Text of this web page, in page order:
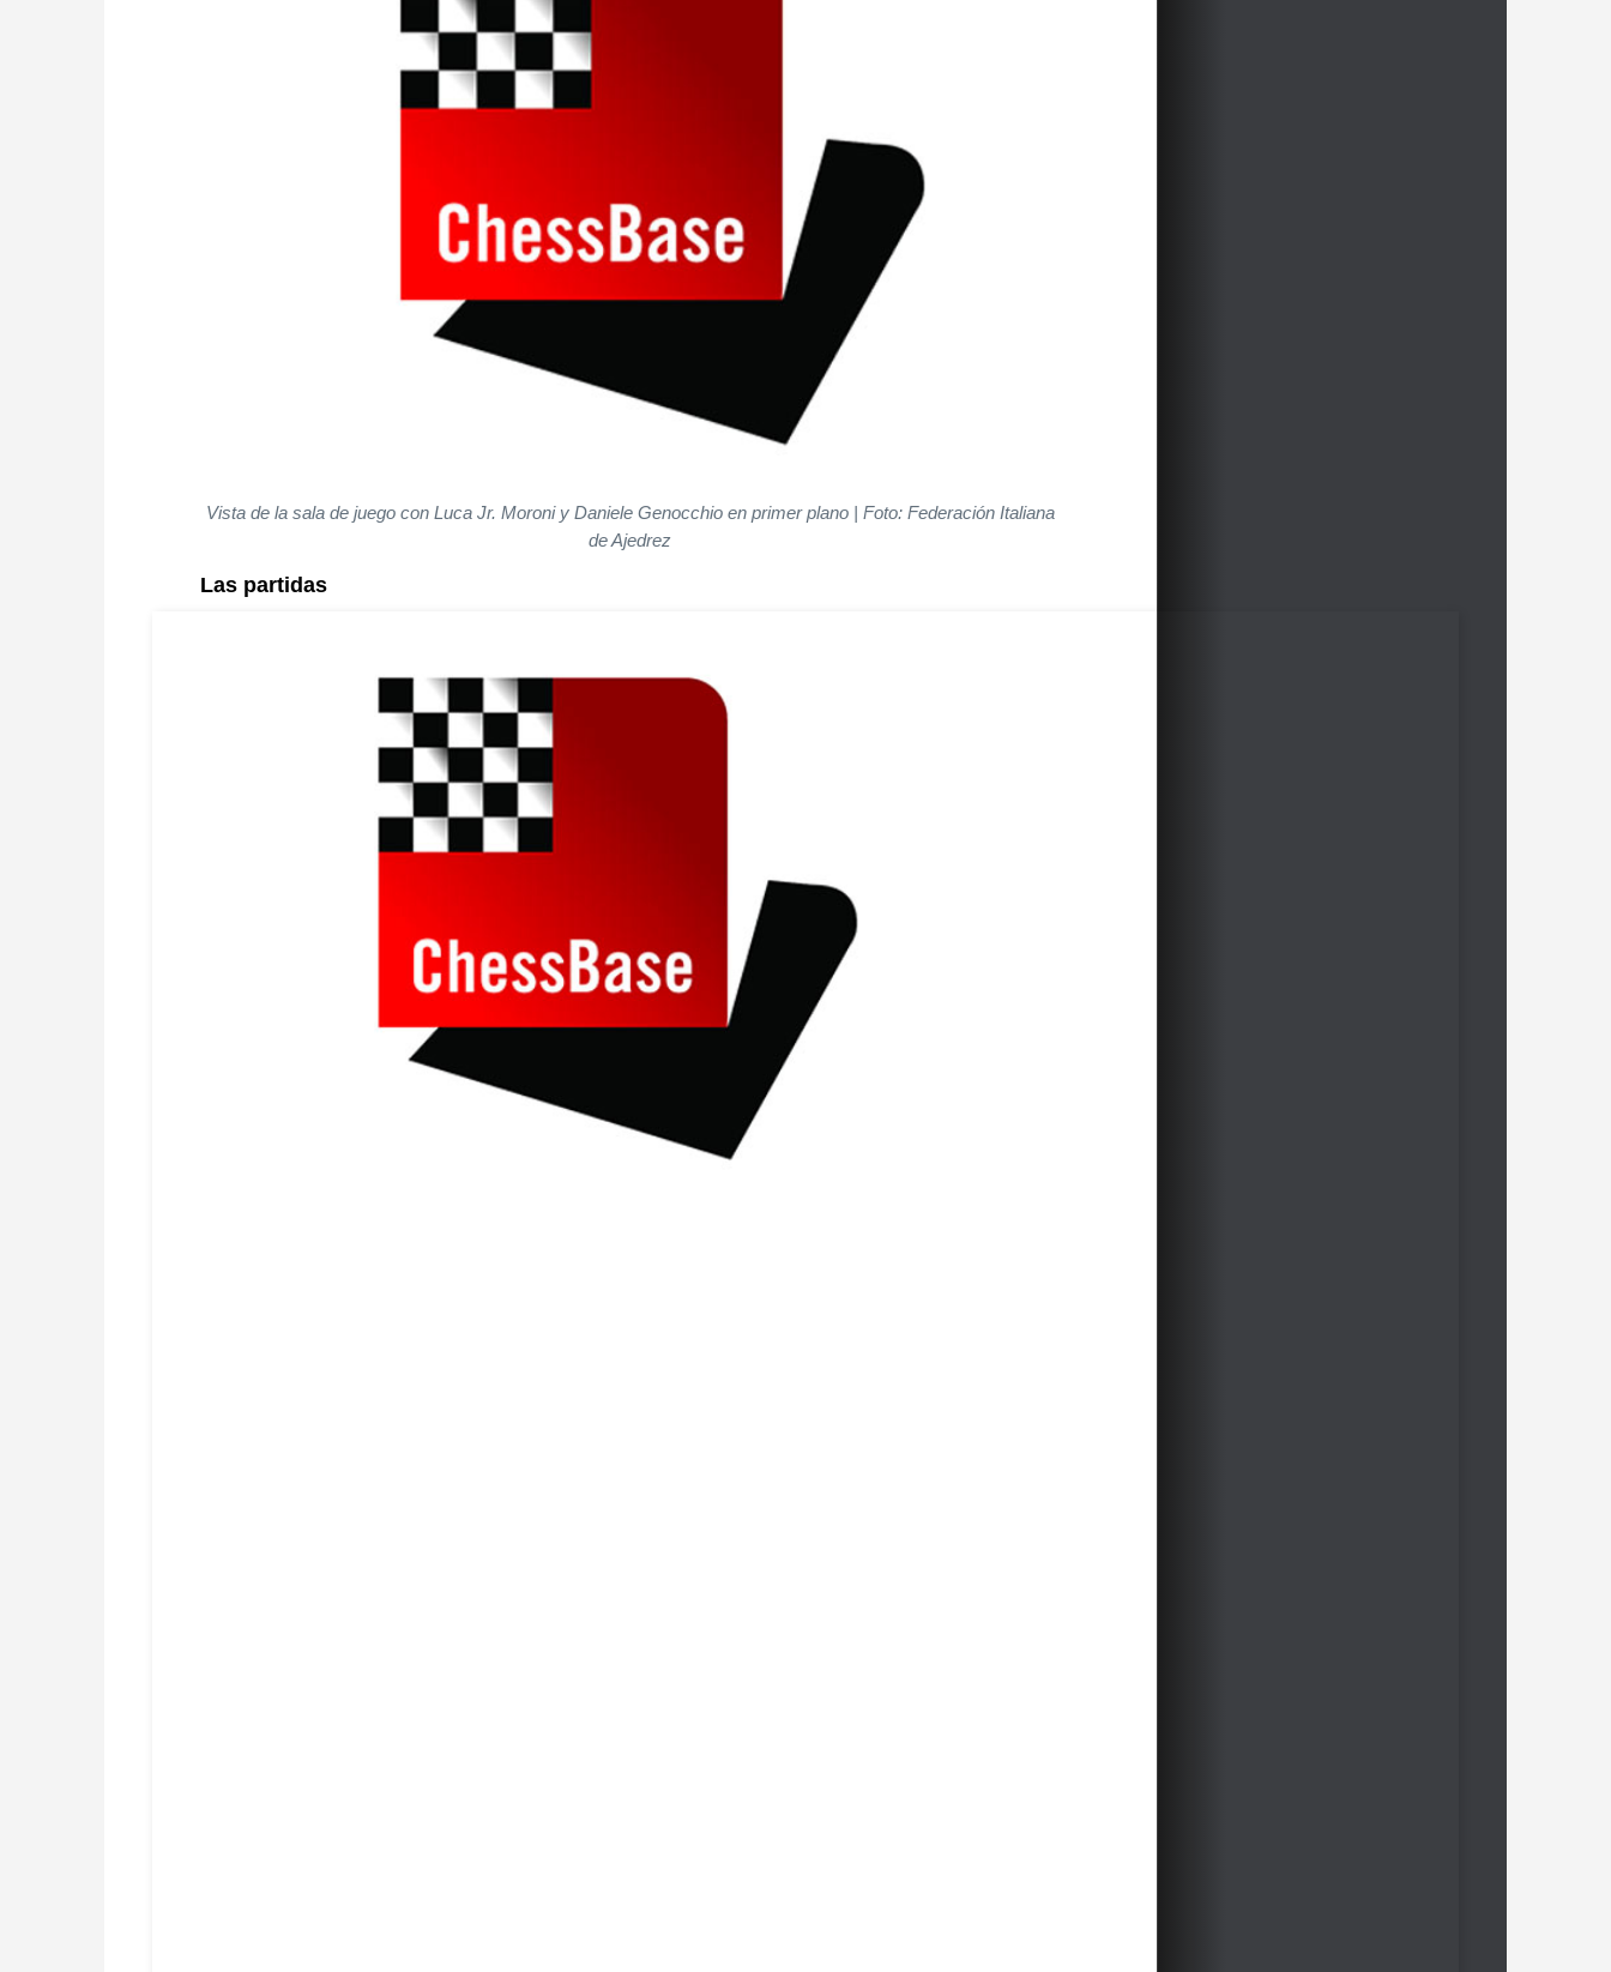
Vista de la sala de juego con Luca Jr. Moroni y Daniele Genocchio en primer plano | Foto: Federación Italiana
de Ajedrez
Las partidas